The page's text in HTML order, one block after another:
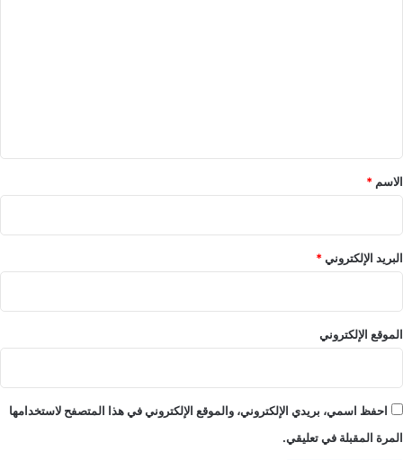
*
الاسم *
البريد الإلكتروني*
الموقع الإلكتروني
احفظ اسمي، بريدي الإلكتروني، والموقع الإلكتروني في هذا المتصفح لاستخدامها
المرة المقبلة في تعليقي.